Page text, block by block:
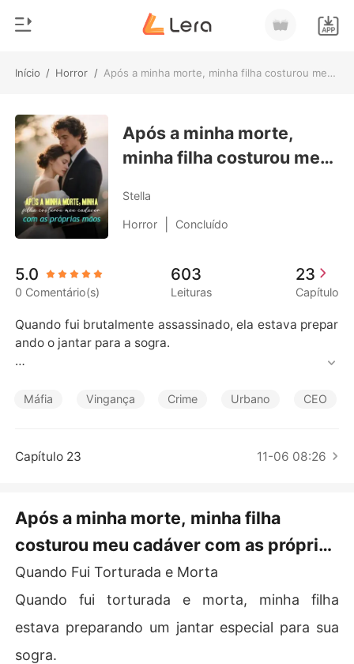
Início / Horror / Após a minha morte, minha filha costurou meu cadáver com as próprias mãos
0
Loja
Histórico
Sair
Baixar App
Gênero
Moderno
Lobisomem
Contos
Bilionários
Após a minha morte,
minha filha costurou meu
mãos
Stella
Horror Concluído
5.0
0 Comentário(s)
603
Leituras
23
Capítulo
Quando fui brutalmente assassinado, ela estava prepar
ando o jantar para a sogra.
O que minha filha não sabia era o seguinte:
Pertencia à mãe que ela mais detestava.
Máfia Vingança Crime Urbano CEO
Capítulo 23 11-06 08:26
Após a minha morte, minha filha
costurou meu cadáver com as próprias
mãos Capítulo 1
Quando Fui Torturada e Morta
Quando fui torturada e morta, minha filha
estava preparando um jantar especial para sua
sogra.